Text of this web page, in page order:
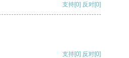
支持[0] 反对[0]
支持[0] 反对[0]